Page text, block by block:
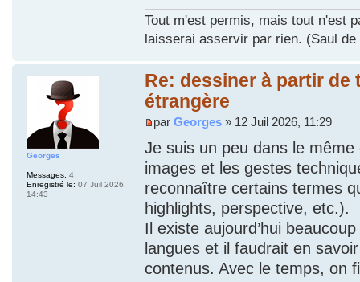
Tout m'est permis, mais tout n'est
laisserai asservir par rien. (Saul de
Re: dessiner à partir
étrangère
parGeorges » 12 Juil 2026, 11:29
Je suis un peu dans le
images et les gestes
reconnaître certains termes
highlights, perspective, etc.).
Il existe aujourd’hui
langues et il faudrait en
contenus. Avec le temps, on
Georges
Messages: 4
Enregistré le: 07 Juil 2026,
14:43